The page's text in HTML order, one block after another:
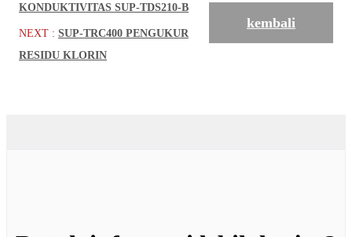
KONDUKTIVITAS SUP-TDS210-B
NEXT : SUP-TRC400 PENGUKUR
RESIDU KLORIN
kembali